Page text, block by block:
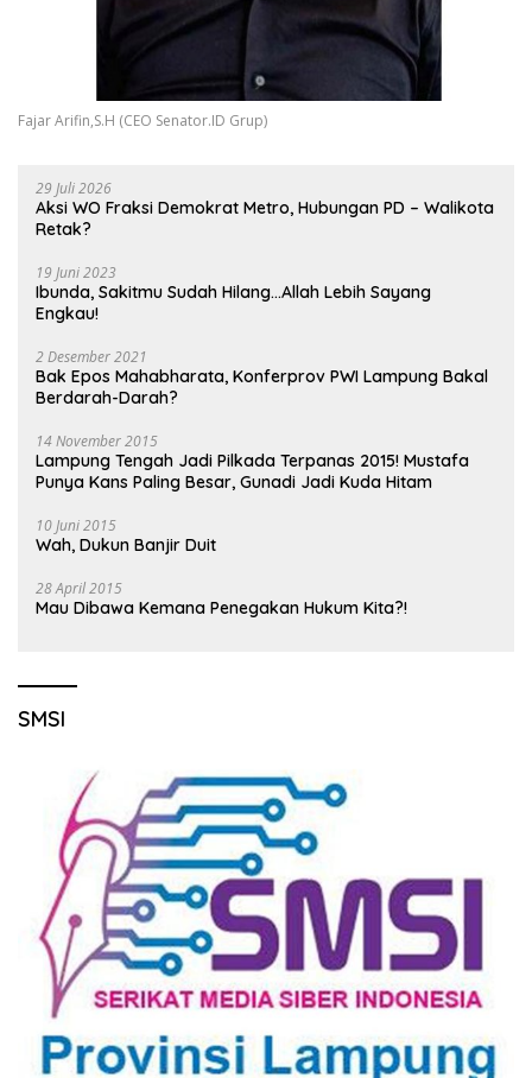
Fajar Arifin,S.H (CEO Senator.ID Grup)
29 Juli 2026
Aksi WO Fraksi Demokrat Metro, Hubungan PD – Walikota
Retak?
19 Juni 2023
Ibunda, Sakitmu Sudah Hilang…Allah Lebih Sayang
Engkau!
2 Desember 2021
Bak Epos Mahabharata, Konferprov PWI Lampung Bakal
Berdarah-Darah?
14 November 2015
Lampung Tengah Jadi Pilkada Terpanas 2015! Mustafa
Punya Kans Paling Besar, Gunadi Jadi Kuda Hitam
10 Juni 2015
Wah, Dukun Banjir Duit
28 April 2015
Mau Dibawa Kemana Penegakan Hukum Kita?!
SMSI